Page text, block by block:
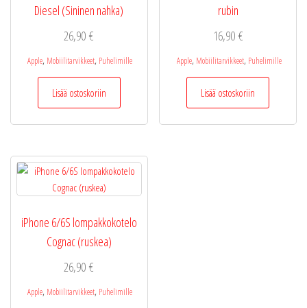
Diesel (Sininen nahka)
26,90€
Apple, Mobiilitarvikkeet, Puhelimille
Lisää ostoskoriin
rubin
16,90 €
Apple, Mobiilitarvikkeet, Puhelimille
Lisää ostoskoriin
iPhone 6/6S lompakkokotelo
Cognac (ruskea)
26,90€
Apple, Mobiilitarvikkeet, Puhelimille